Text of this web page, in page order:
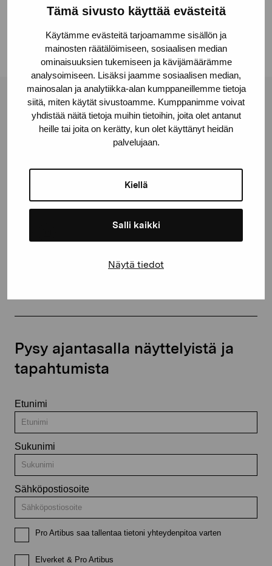
Tämä sivusto käyttää evästeitä
Käytämme evästeitä tarjoamamme sisällön ja
mainosten räätälöimiseen, sosiaalisen median
ominaisuuksien tukemiseen ja kävijämäärämme
analysoimiseen. Lisäksi jaamme sosiaalisen median,
mainosalan ja analytiikka-alan kumppaneillemme tietoja
siitä, miten käytät sivustoamme. Kumppanimme voivat
yhdistää näitä tietoja muihin tietoihin, joita olet antanut
heille tai joita on kerätty, kun olet käyttänyt heidän
palvelujaan.
Kiellä
Salli kaikki
Näytä tiedot
Facebook
Pro Artibus -säätiö
Kustaa Vaasan katu 11
Pysy ajantasalla näyttelyistä ja
tapahtumista
Etunimi
Sukunimi
Sähköpostiosoite
Pro Artibus saa tallentaa tietoni yhteydenpitoa varten
Elverket & Pro Artibus